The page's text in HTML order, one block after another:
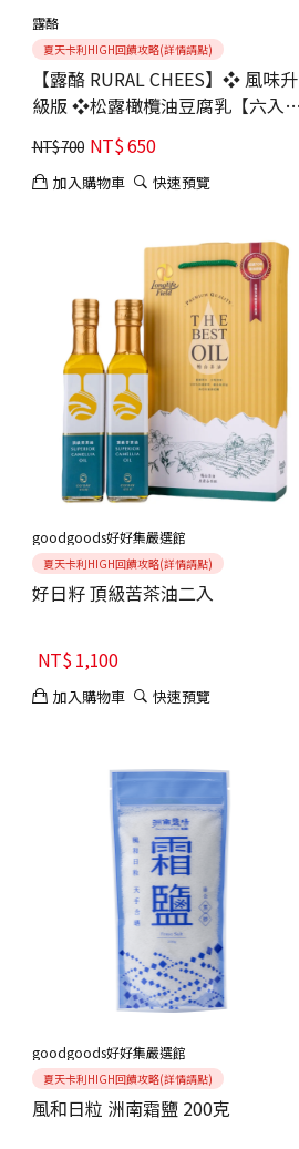
露酪
夏天卡利HIGH回饋攻略(詳情請點)
【露酪 RURAL CHEES】❖ 風味升
級版 ❖松露橄欖油豆腐乳【六入
組】｜清雅馥郁｜經典熱銷
NT$700 NT$650
加入購物車 快速預覽
goodgoods好好集嚴選館
夏天卡利HIGH回饋攻略(詳情請點)
好日籽 頂級苦茶油二入
NT$1,100
加入購物車 快速預覽
goodgoods好好集嚴選館
夏天卡利HIGH回饋攻略(詳情請點)
風和日粒 洲南霜鹽 200克